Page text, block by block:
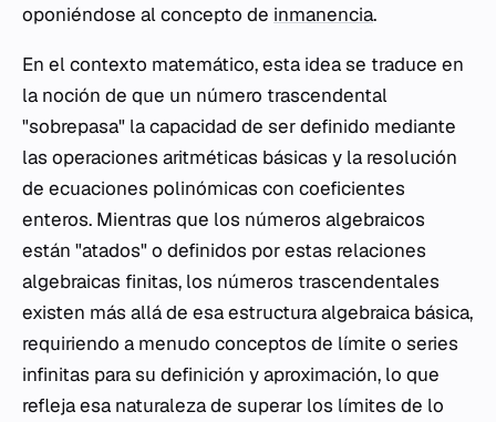
oponiéndose al concepto de inmanencia.
En el contexto matemático, esta idea se traduce en
la noción de que un número trascendental
"sobrepasa" la capacidad de ser definido mediante
las operaciones aritméticas básicas y la resolución
de ecuaciones polinómicas con coeficientes
enteros. Mientras que los números algebraicos
están "atados" o definidos por estas relaciones
algebraicas finitas, los números trascendentales
existen más allá de esa estructura algebraica básica,
requiriendo a menudo conceptos de límite o series
infinitas para su definición y aproximación, lo que
refleja esa naturaleza de superar los límites de lo